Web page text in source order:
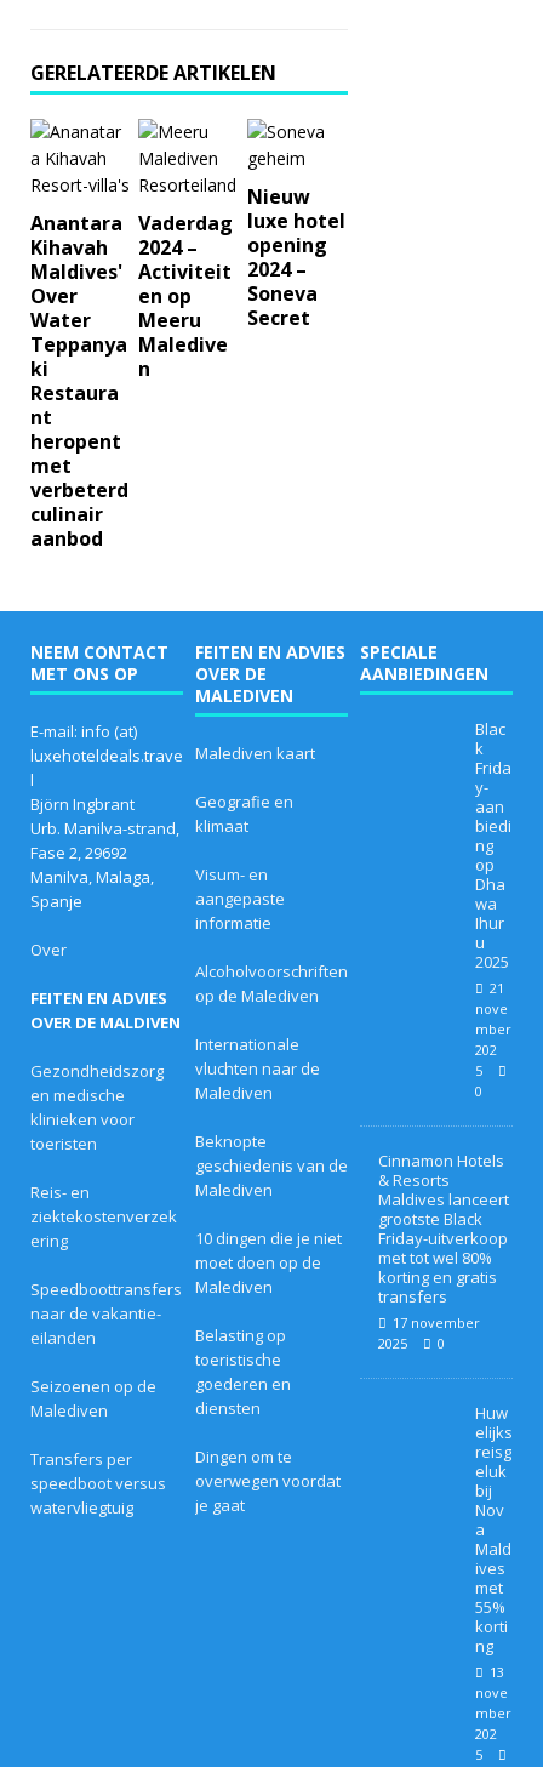
GERELATEERDE ARTIKELEN
Anantara
Kihavah
Maldives'
Over
Water
Teppanya
ki
Restaura
nt
heropent
met
verbeterd
culinair
aanbod
Vaderdag
2024 –
Activiteit
en op
Meeru
Maledive
n
Nieuw
luxe hotel
opening
2024 –
Soneva
Secret
NEEM CONTACT
MET ONS OP
E-mail: info (at)
luxehoteldeals.trave
l
Björn Ingbrant
Urb. Manilva-strand,
Fase 2, 29692
Manilva, Malaga,
Spanje
Over
FEITEN EN ADVIES
OVER DE MALDIVEN
Gezondheidszorg
en medische
klinieken voor
toeristen
Reis- en
ziektekostenverzek
ering
Speedboottransfers
naar de vakantie-
eilanden
Seizoenen op de
Malediven
Transfers per
speedboot versus
watervliegtuig
FEITEN EN ADVIES
OVER DE
MALEDIVEN
Malediven kaart
Geografie en
klimaat
Visum- en
aangepaste
informatie
Alcoholvoorschriften
op de Malediven
Internationale
vluchten naar de
Malediven
Beknopte
geschiedenis van de
Malediven
10 dingen die je niet
moet doen op de
Malediven
Belasting op
toeristische
goederen en
diensten
Dingen om te
overwegen voordat
je gaat
SPECIALE
AANBIEDINGEN
Blac
k
Frida
y-
aan
biedi
ng
op
Dha
wa
Ihur
u
2025
21
nove
mber
202
5
0
Cinnamon Hotels
& Resorts
Maldives lanceert
grootste Black
Friday-uitverkoop
met tot wel 80%
korting en gratis
transfers
17 november
2025
0
Huw
elijks
reisg
eluk
bij
Nov
a
Mald
ives
met
55%
korti
ng
13
nove
mber
202
5